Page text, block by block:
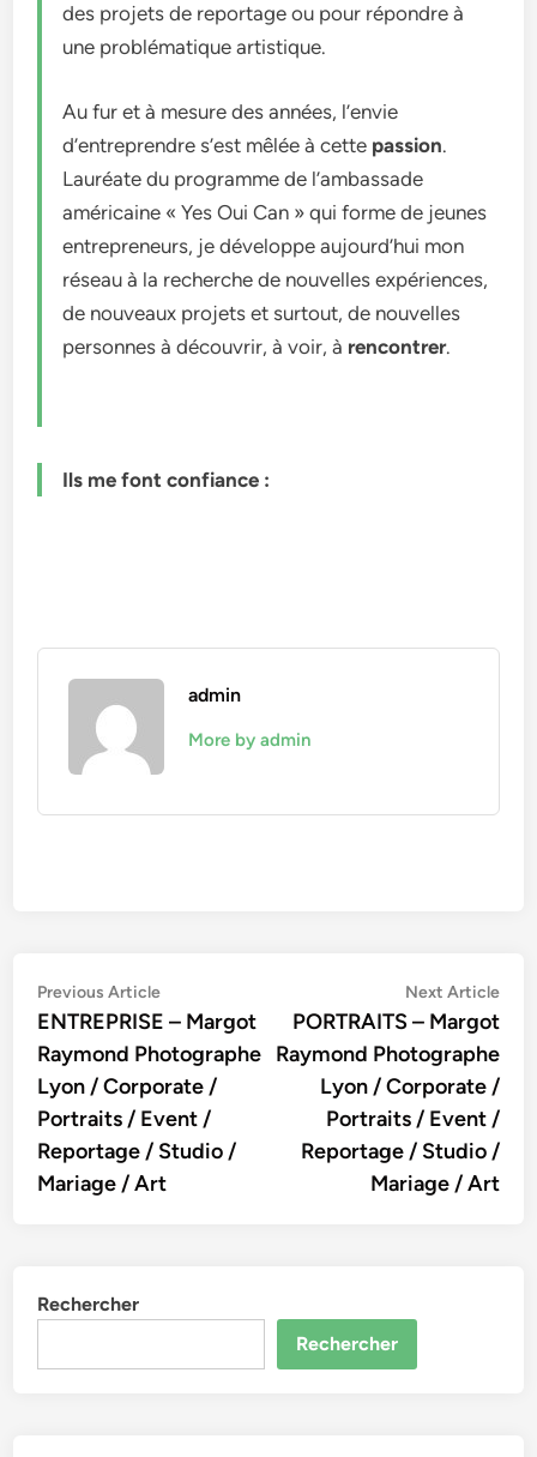
des projets de reportage ou pour répondre à
une problématique artistique.
Au fur et à mesure des années, l’envie
d’entreprendre s’est mêlée à cette passion.
Lauréate du programme de l’ambassade
américaine « Yes Oui Can » qui forme de jeunes
entrepreneurs, je développe aujourd’hui mon
réseau à la recherche de nouvelles expériences,
de nouveaux projets et surtout, de nouvelles
personnes à découvrir, à voir, à rencontrer.
Ils me font confiance :
admin
More by admin
Navigation
de
l’article
Previous ArticlePrevious
article:
ENTREPRISE – Margot
Raymond Photographe
Lyon / Corporate /
Portraits / Event /
Reportage / Studio /
Mariage / Art
Next Article
PORTRAITS – Margot
Raymond Photographe
Lyon / Corporate /
Portraits / Event /
Reportage / Studio /
Mariage / Art
Rechercher
Rechercher